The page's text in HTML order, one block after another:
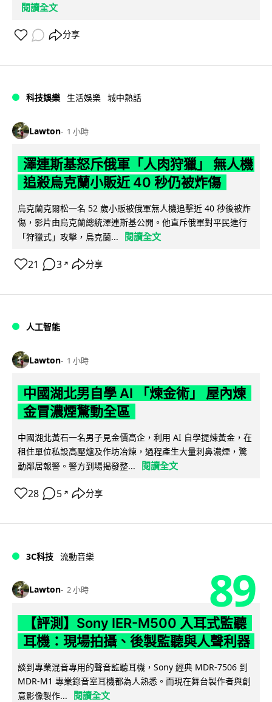
閱讀全文
分享
科技娛樂 生活娛樂 城中熱話
Lawton 1 小時
澤連斯基怒斥俄軍「人肉狩獵」 無人機
追殺烏克蘭小販近 40 秒仍被炸傷
烏克蘭克爾松一名 52 歲小販被俄軍無人機追擊近 40 秒後被炸
傷，影片由烏克蘭總統澤連斯基公開。他直斥俄軍對平民進行
「狩獵式」攻擊，烏克蘭...
閱讀全文
21 3 ↗ 分享
人工智能
Lawton 1 小時
中國湖北男自學 AI 「煉金術」 屋內煉
金冒濃煙驚動全區
中國湖北黃石一名男子見金價高企，利用 AI 自學提煉黃金，在
租住單位私設高壓爐及作坊冶煉，過程產生大量刺鼻濃煙，驚
動鄰居報警。警方到場揭發整...
閱讀全文
28 5 ↗ 分享
3C科技 流動音樂
Lawton 2 小時 89
【評測】Sony IER-M500 入耳式監聽
耳機：現場拍攝、後製監聽與人聲利器
談到專業混音專用的聲音監聽耳機，Sony 經典 MDR-7506 到
MDR-M1 專業錄音室耳機都為人熟悉。而現在舞台製作者與創
意影像製作...
閱讀全文